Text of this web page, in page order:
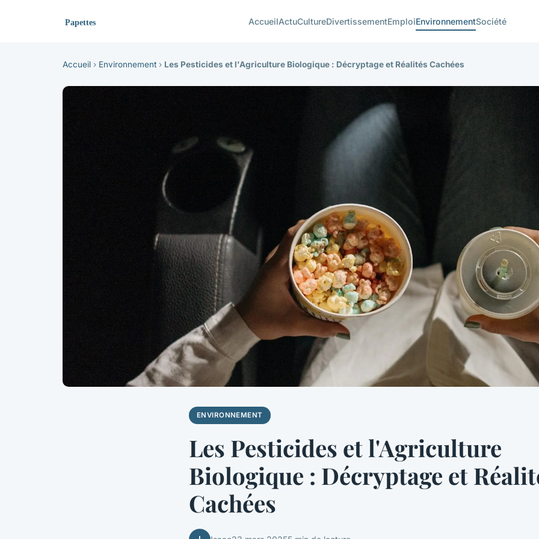
AccueilActuCultureDivertissementEmploiEnvironnementSociété
Accueil › Environnement › Les Pesticides et l'Agriculture Biologique : Décryptage et Réalités Cachées
ENVIRONNEMENT
Les Pesticides et l'Agriculture
Biologique : Décryptage et
Cachées